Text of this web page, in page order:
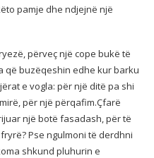
pamje dhe ndjejnë një
përveç një cope bukë të
që buzëqeshin edhe kur barku
e vogla: për një ditë pa shi
për një përqafim.Çfarë
një botë fasadash, për të
Pse ngulmoni të derdhni
shkund pluhurin e